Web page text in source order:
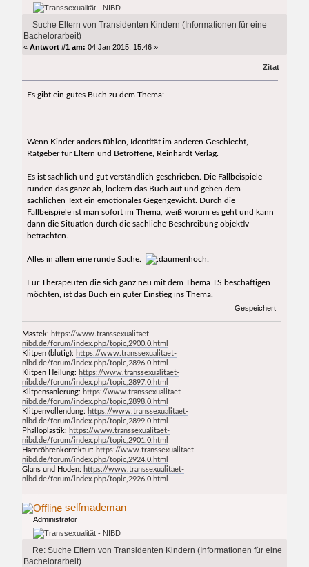
Suche Eltern von Transidenten Kindern (Informationen für eine
Bachelorarbeit)
«Antwort #1 am: 04.Jan 2015, 15:46 »
Zitat
Es gibt ein gutes Buch zu dem Thema:
Wenn Kinder anders fühlen, Identität im anderen Geschlecht,
Ratgeber für Eltern und Betroffene, Reinhardt Verlag.
Es ist sachlich und gut verständlich geschrieben. Die Fallbeispiele
runden das ganze ab, lockern das Buch auf und geben dem
sachlichen Text ein emotionales Gegengewicht. Durch die
Fallbeispiele ist man sofort im Thema, weiß worum es geht und kann
dann die Situation durch die sachliche Beschreibung objektiv
betrachten.
Alles in allem eine runde Sache.
Für Therapeuten die sich ganz neu mit dem Thema TS beschäftigen
möchten, ist das Buch ein guter Einstieg ins Thema.
Gespeichert
Mastek: https://www.transsexualitaet-
nibd.de/forum/index.php/topic,2900.0.html
Klitpen (blutig): https://www.transsexualitaet-
nibd.de/forum/index.php/topic,2896.0.html
Klitpen Heilung: https://www.transsexualitaet-
nibd.de/forum/index.php/topic,2897.0.html
Klitpensanierung: https://www.transsexualitaet-
nibd.de/forum/index.php/topic,2898.0.html
Klitpenvollendung: https://www.transsexualitaet-
nibd.de/forum/index.php/topic,2899.0.html
Phalloplastik: https://www.transsexualitaet-
nibd.de/forum/index.php/topic,2901.0.html
Harnröhrenkorrektur: https://www.transsexualitaet-
nibd.de/forum/index.php/topic,2924.0.html
Glans und Hoden: https://www.transsexualitaet-
nibd.de/forum/index.php/topic,2926.0.html
selfmademan
Administrator
Re: Suche Eltern von Transidenten Kindern (Informationen für eine
Bachelorarbeit)